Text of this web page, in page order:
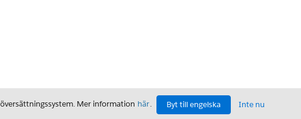
Mer information här. Byt till engelska Inte nu